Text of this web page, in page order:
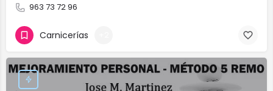
963 73 72 96
Carnicerías